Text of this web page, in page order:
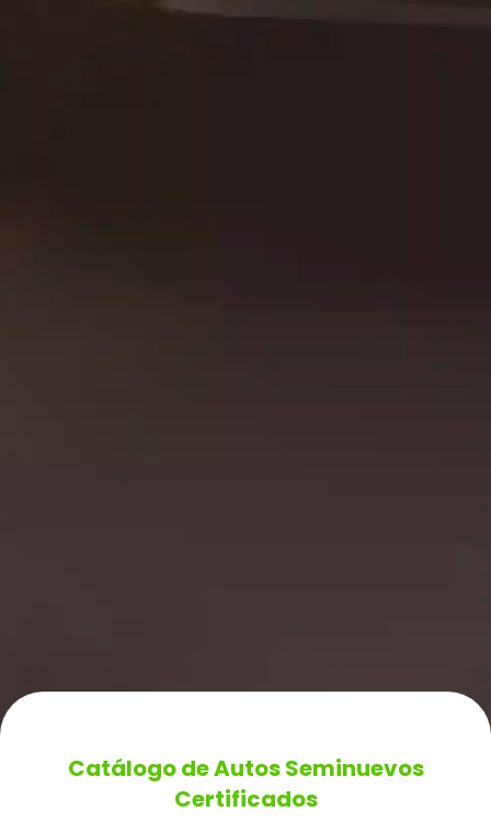
Catálogo de Autos Seminuevos
Certificados